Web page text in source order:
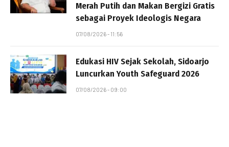
Merah Putih dan Makan Bergizi Gratis
sebagai Proyek Ideologis Negara
07/08/2026 - 11:56
Edukasi HIV Sejak Sekolah, Sidoarjo
Luncurkan Youth Safeguard 2026
07/08/2026 - 09:00